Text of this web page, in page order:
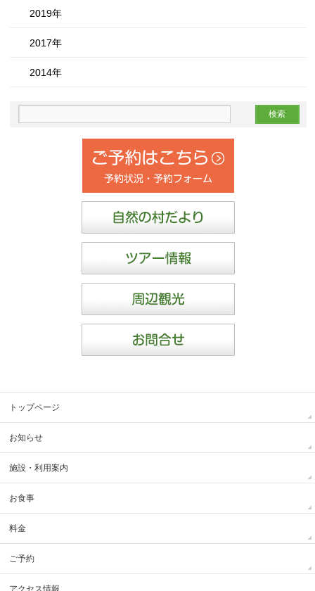
2019年
2017年
2014年
トップページ
お知らせ
施設・利用案内
お食事
料金
ご予約
アクセス情報